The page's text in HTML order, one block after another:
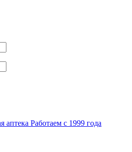
Работаем с 1999 года